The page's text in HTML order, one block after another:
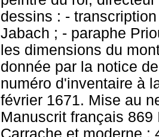
dessins : -
Jabach ; - paraphe
les dimensions du
donnée par la notice
numéro d'inventaire à
février 1671. Mise au
Manuscrit français
Carrache et moderne :